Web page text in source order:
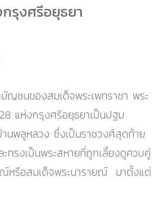
รุงศรีอยุธยา
ญชนของสมเด็จพระเพทราชา พระ
แห่งกรุงศรีอยุธยาเป็นปฐม
นพลูหลวง ซึ่งเป็นราชวงศ์สุดท้าย
ทรงเป็นพระสหายที่ถูกเลี้ยงดูควบคู่
หรือสมเด็จพระนารายณ์ มาตั้งแต่